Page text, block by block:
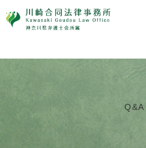
Q&A